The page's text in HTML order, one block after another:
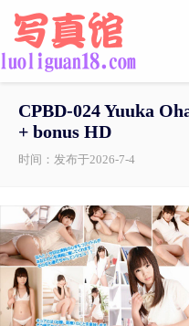
CPBD-024 Yuuka
+ bonus HD
时间：发布于2026-7-4